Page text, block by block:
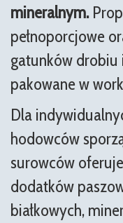
mineralnym.
pełnoporcjowe
gatunków
pakowane w
Dla
hodowców
surowców
dodatków
białkowych,